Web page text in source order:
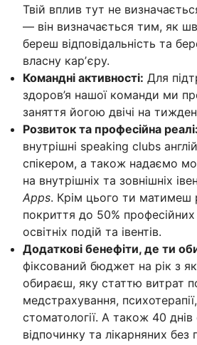
Твій вплив тут не
— він визначається тим, як
береш відповідальність та
власну карʼєру.
Командні активності: Для
здоров’я нашої команди ми
заняття йогою двічі на
Розвиток та професійна
внутрішні speaking clubs
спікером, а також надаємо
на внутрішніх та зовнішніх
Apps. Крім цього ти матимеш
покриття до 50%
освітніх подій та івентів.
Додаткові бенефіти, де ти
фіксований бюджет на рік з
обираєш, яку статтю витрат
медстрахування,
стоматології. А також 40 днів
відпочинку та лікарняних без